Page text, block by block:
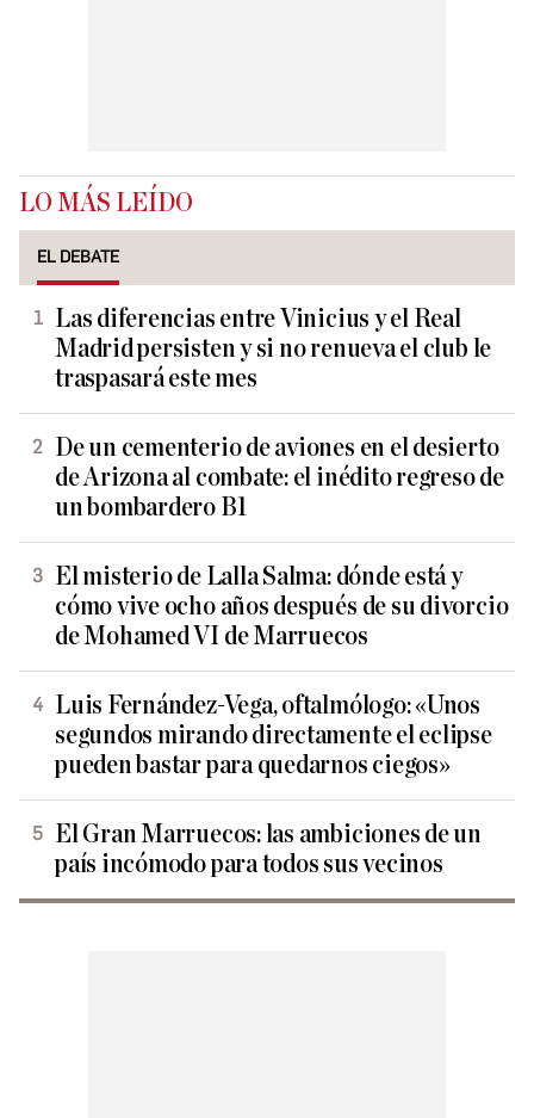
LO MÁS LEÍDO
EL DEBATE
Las diferencias entre Vinicius y el Real
Madrid persisten y si no renueva el club le
traspasará este mes
De un cementerio de aviones en el desierto
de Arizona al combate: el inédito regreso de
un bombardero B1
El misterio de Lalla Salma: dónde está y
cómo vive ocho años después de su divorcio
de Mohamed VI de Marruecos
Luis Fernández-Vega, oftalmólogo: «Unos
segundos mirando directamente el eclipse
pueden bastar para quedarnos ciegos»
El Gran Marruecos: las ambiciones de un
país incómodo para todos sus vecinos